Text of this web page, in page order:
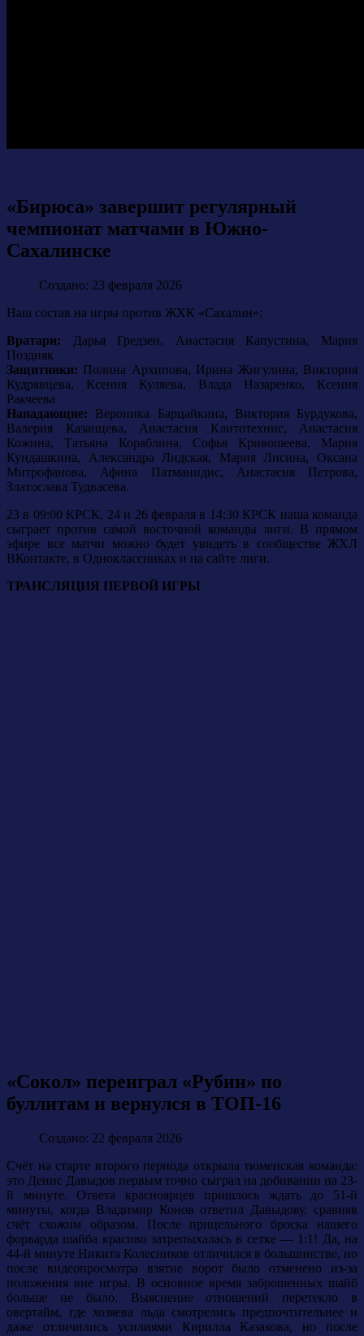
«Бирюса» завершит регулярный
чемпионат матчами в Южно-
Сахалинске
Создано: 23 февраля 2026
Наш состав на игры против ЖХК «Сахалин»:
Вратари: Дарья Гредзен, Анастасия Капустина, Мария
Поздняк
Защитники: Полина Архипова, Ирина Жигулина, Виктория
Кудрявцева, Ксения Куляева, Влада Назаренко, Ксения
Ракчеева
Нападающие: Вероника Барцайкина, Виктория Бурдукова,
Валерия Казанцева, Анастасия Клитотехнис, Анастасия
Кожина, Татьяна Кораблина, Софья Кривошеева, Мария
Кундашкина, Александра Лидская, Мария Лисина, Оксана
Митрофанова, Афина Патманидис, Анастасия Петрова,
Златослава Тудвасева.
23 в 09:00 КРСК, 24 и 26 февраля в 14:30 КРСК наша команда
сыграет против самой восточной команды лиги. В прямом
эфире все матчи можно будет увидеть в сообществе ЖХЛ
ВКонтакте, в Одноклассниках и на сайте лиги.
ТРАНСЛЯЦИЯ ПЕРВОЙ ИГРЫ
«Сокол» переиграл «Рубин» по
буллитам и вернулся в ТОП-16
Создано: 22 февраля 2026
Счёт на старте второго периода открыла тюменская команда:
это Денис Давыдов первым точно сыграл на добивании на 23-
й минуте. Ответа красноярцев пришлось ждать до 51-й
минуты, когда Владимир Конов ответил Давыдову, сравняв
счёт схожим образом. После прицельного броска нашего
форварда шайба красиво затрепыхалась в сетке — 1:1! Да, на
44-й минуте Никита Колесников отличился в большинстве, но
после видеопросмотра взятие ворот было отменено из-за
положения вне игры. В основное время заброшенных шайб
больше не было. Выяснение отношений перетекло в
овертайм, где хозяева льда смотрелись предпочтительнее и
даже отличились усилиями Кирилла Казакова, но после